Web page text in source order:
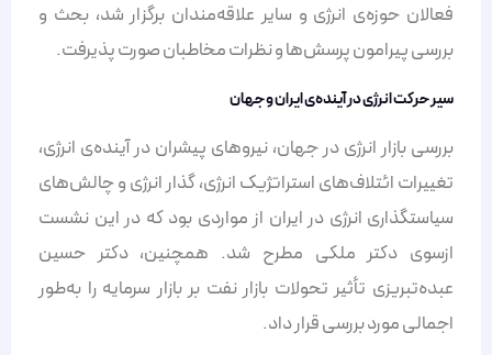
فعالان حوزه‌ی انرژی و سایر علاقه‌مندان برگزار شد، بحث و
بررسی پیرامون پرسش‌ها و نظرات مخاطبان صورت پذیرفت.
سیر حرکت انرژی در آینده‌ی ایران و جهان
بررسی بازار انرژی در جهان، نیروهای پیشران در آینده‌ی انرژی،
تغییرات ائتلاف‌های استراتژیک انرژی، گذار انرژی و چالش‌های
سیاستگذاری انرژی در ایران از مواردی بود که در این نشست
ازسوی دکتر ملکی مطرح شد. همچنین، دکتر حسین
عبده‌تبریزی تأثیر تحولات بازار نفت بر بازار سرمایه را به‌طور
اجمالی مورد بررسی قرار داد.